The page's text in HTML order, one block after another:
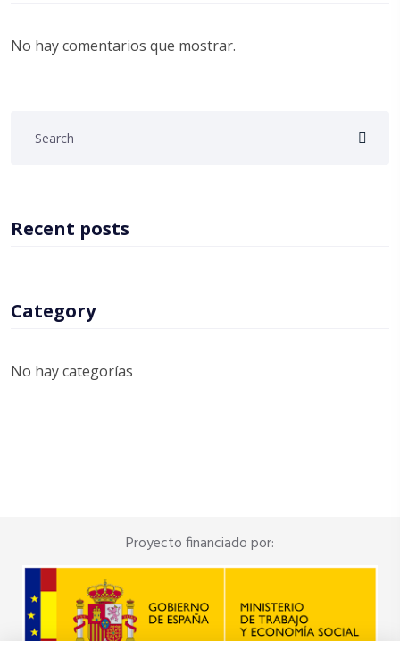
No hay comentarios que mostrar.
Recent posts
Category
No hay categorías
Proyecto financiado por: